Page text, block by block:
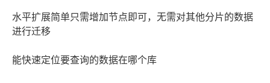
水平扩展简单只需增加节点即可，无需对其他分片的数据
进行迁移
能快速定位要查询的数据在哪个库